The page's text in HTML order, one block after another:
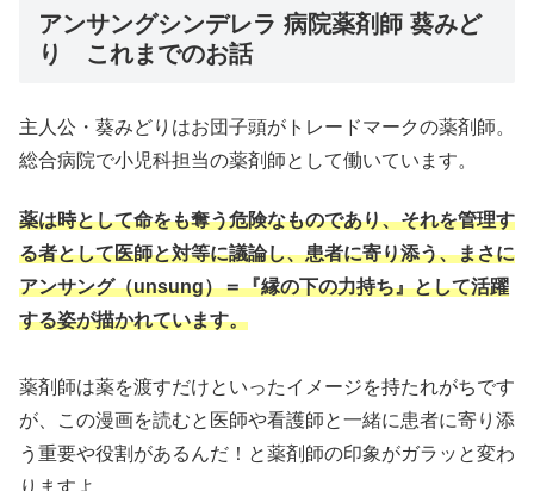
アンサングシンデレラ 病院薬剤師 葵みど
り これまでのお話
主人公・葵みどりはお団子頭がトレードマークの薬剤師。
総合病院で小児科担当の薬剤師として働いています。
薬は時として命をも奪う危険なものであり、それを管理す
る者として医師と対等に議論し、患者に寄り添う、まさに
アンサング（unsung）＝『縁の下の力持ち』として活躍
する姿が描かれています。
薬剤師は薬を渡すだけといったイメージを持たれがちです
が、この漫画を読むと医師や看護師と一緒に患者に寄り添
う重要や役割があるんだ！と薬剤師の印象がガラッと変わ